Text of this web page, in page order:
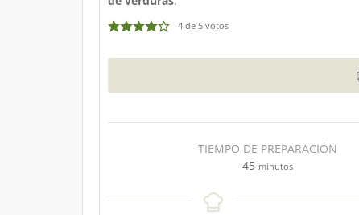
4de 5votos
TIEMPO DE PREPARACIÓN
45m
n
minutos